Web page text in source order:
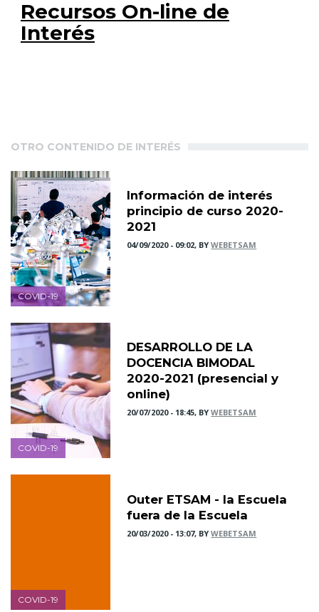
Recursos On-line de
Interés
OTRO CONTENIDO DE INTERÉS
COVID-19
Información de interés
principio de curso 2020-
2021
04/09/2020 - 09:02, BYWEBETSAM
COVID-19
DESARROLLO DE LA
DOCENCIA BIMODAL
2020-2021 (presencial y
online)
20/07/2020 - 18:45, BYWEBETSAM
COVID-19
Outer ETSAM - la Escuela
fuera de la Escuela
20/03/2020 - 13:07, BYWEBETSAM